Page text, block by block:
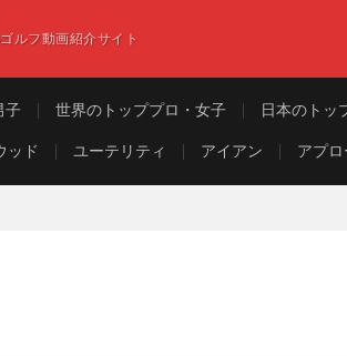
ルフ動画紹介サイト
子 世界のトッププロ・女子 日本のトッ
ッド ユーテリティ アイアン アプロ